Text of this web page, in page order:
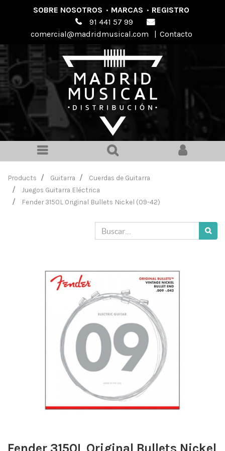
SOBRE NOSOTROS · MARCAS · REGISTRO
91 441 57 99
comercial@madridmusical.com
| Contacto
Products Guitarra
Cuerdas de Guitarra
Juegos Guitarra Eléctrica
Fender 3150L Original Bullets Nickel (09-42)